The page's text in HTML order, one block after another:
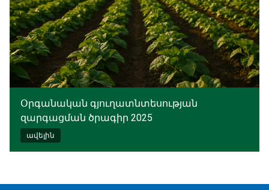
Օրգանական գյուղատնտեսության
զարգացման ծրագիր 2025
ավելին